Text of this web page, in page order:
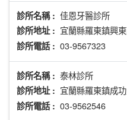
診所名稱 : 佳恩牙醫診所
診所地址 : 宜蘭縣羅東鎮興
診所電話 : 03-9567323
診所名稱 : 泰林診所
診所地址 : 宜蘭縣羅東鎮成
診所電話 : 03-9562546